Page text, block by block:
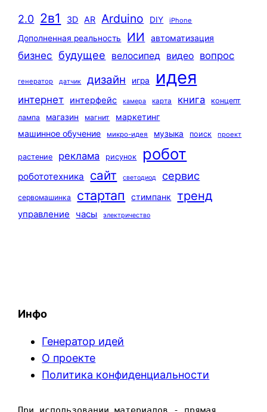
2.0 2в1 3D AR Arduino DIY iPhone
Дополненная реальность ИИ автоматизация
бизнес будущее велосипед видео вопрос
генератор датчик дизайн игра идея
интернет интерфейс камера карта книга
концепт
лампа
магазин магнит
маркетинг
машинное обучение
микро-идея музыка поиск проект
растение реклама рисунок робот
робототехника сайт светодиод сервис
сервомашинка стартап стимпанк тренд
управление часы электричество
Инфо
Генератор идей
О проекте
Политика конфиденциальности